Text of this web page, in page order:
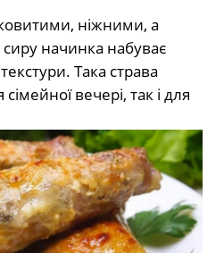
ніжними, а
начинка набуває
Така страва
вечері, так і для